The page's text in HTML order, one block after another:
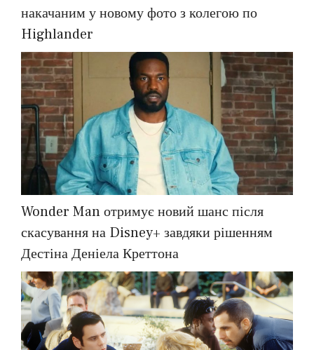
накачаним у новому фото з колегою по
Highlander
Wonder Man отримує новий шанс після
скасування на Disney+ завдяки рішенням
Дестіна Деніела Креттона